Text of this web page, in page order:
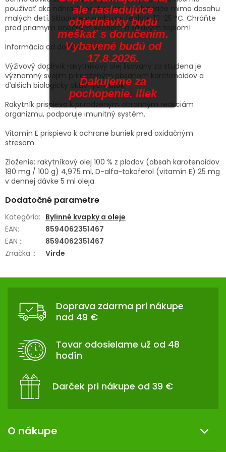
používať ako náhrada pestrej stravy. Ukladajte mimo dosahu
malých detí. Skladujte v suchu pri teplote 10-25 °C. Chráňte
pred priamym slnečným svetlom a sálavým teplom!
Informácia od dodávateľa
Výživový doplnok rakytníkový olej lisovaný za studena je
významný svojim prirodzeným obsahom karotenoidov a
ďalších biologicky aktívnych látok.
Rakytník prispieva k prirodzeným obranným reakciám
organizmu, podporuje imunitný systém.
Vitamín E prispieva k ochrane buniek pred oxidačným
stresom.
Zloženie: rakytníkový olej 100 % z plodov (obsah karotenoidov
180 mg / 100 g) 4,975 ml, D-alfa-tokoferol (vitamín E) 25 mg
v dennej dávke 5 ml oleja.
Dodatočné parametre
Kategória: Bylinné kvapky a oleje
EAN:
8594062351467
EAN ::
8594062351467
Značka :: Virde
Z
Doprava zdarma pri nákupe
nad 49 €
Tovar odosielame už od 48
hodín
Darček pri nákupe od 39 €
O nákupe
ale nasledujúce
objednávky budú
meškať s doručením.
Vybavené budú od
17.8.2026.
Ďakujeme za
pochopenie. iliek